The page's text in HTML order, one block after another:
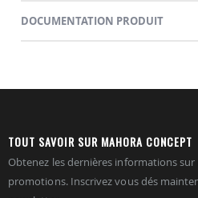
DOCUMENTATION PRODUIT
TOUT SAVOIR SUR MAHORA CONCEPT
Obtenez les dernières informations
promotions. Inscrivez vous dés